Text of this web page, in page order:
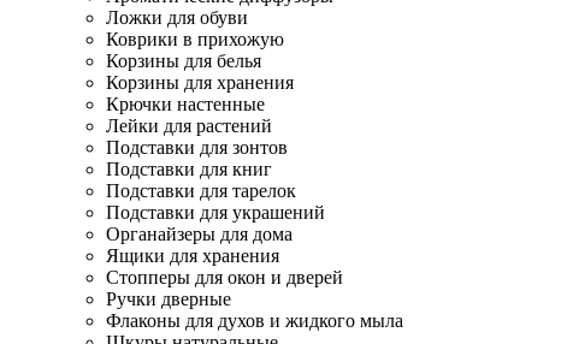
Ложки для обуви
Коврики в прихожую
Корзины для белья
Корзины для хранения
Крючки настенные
Лейки для растений
Подставки для зонтов
Подставки для книг
Подставки для тарелок
Подставки для украшений
Органайзеры для дома
Ящики для хранения
Стопперы для окон и дверей
Ручки дверные
Флаконы для духов и жидкого мыла